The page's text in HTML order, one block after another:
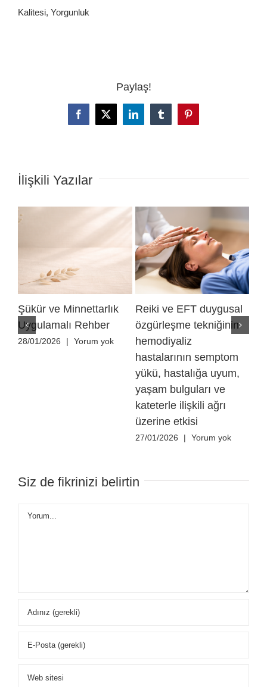
Kalitesi, Yorgunluk
Paylaş!
Facebook
X LinkedInTumblrPinterest
İlişkili Yazılar
Şükür ve Minnettarlık
Uygulamalı Rehber
28/01/2026 | Yorum yok
Reiki ve EFT duygusal
özgürleşme tekniğinin
hemodiyaliz
hastalarının semptom
yükü, hastalığa uyum,
yaşam bulguları ve
kateterle ilişkili ağrı
üzerine etkisi
27/01/2026 | Yorum yok
Siz de fikrinizi belirtin
Yorum